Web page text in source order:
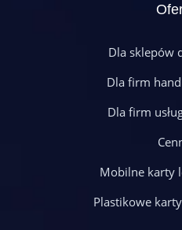
Dla sklepów
Dla firm
Dla firm
Mobilne karty
Plastikowe